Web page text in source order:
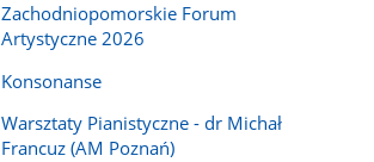
Zachodniopomorskie Forum
Artystyczne 2026
Konsonanse
Warsztaty Pianistyczne - dr Michał
Francuz (AM Poznań)